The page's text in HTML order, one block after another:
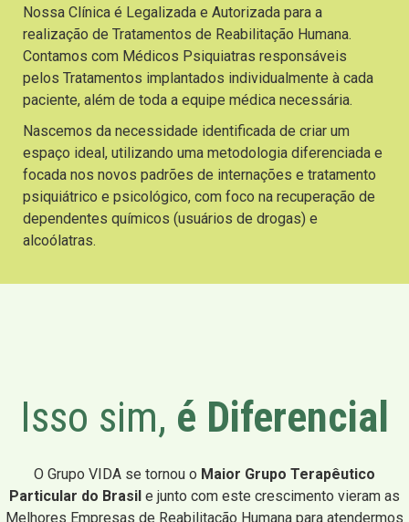
Nossa Clínica é Legalizada e Autorizada para a
realização de Tratamentos de Reabilitação Humana.
Contamos com Médicos Psiquiatras responsáveis
pelos Tratamentos implantados individualmente à cada
paciente, além de toda a equipe médica necessária.
Nascemos da necessidade identificada de criar um
espaço ideal, utilizando uma metodologia diferenciada e
focada nos novos padrões de internações e tratamento
psiquiátrico e psicológico, com foco na recuperação de
dependentes químicos (usuários de drogas) e
alcoólatras.
Isso sim, é Diferencial
O Grupo VIDA se tornou o Maior Grupo Terapêutico
Particular do Brasil e junto com este crescimento vieram as
Melhores Empresas de Reabilitação Humana para atendermos